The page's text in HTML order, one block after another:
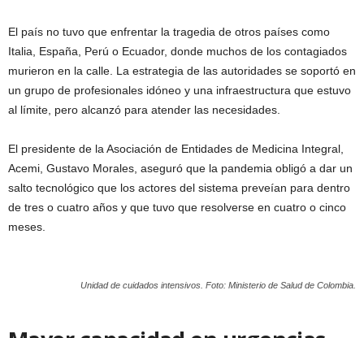
El país no tuvo que enfrentar la tragedia de otros países como
Italia, España, Perú o Ecuador, donde muchos de los contagiados
murieron en la calle. La estrategia de las autoridades se soportó en
un grupo de profesionales idóneo y una infraestructura que estuvo
al límite, pero alcanzó para atender las necesidades.
El presidente de la Asociación de Entidades de Medicina Integral,
Acemi, Gustavo Morales, aseguró que la pandemia obligó a dar un
salto tecnológico que los actores del sistema preveían para dentro
de tres o cuatro años y que tuvo que resolverse en cuatro o cinco
meses.
Unidad de cuidados intensivos. Foto: Ministerio de Salud de Colombia.